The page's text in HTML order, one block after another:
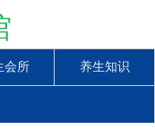
会所 养生知识